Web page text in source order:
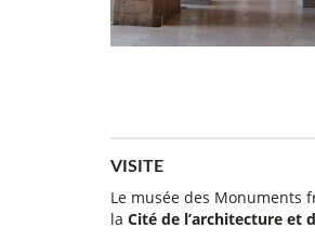
VISITE
Le musée des Monuments
la Cité de l’architecture et